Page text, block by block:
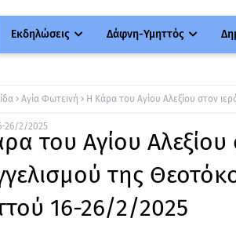
Εκδηλώσεις Δάφνη-Υμηττός
Αγία Φωτεινή Η Κάρα του Αγίου Αλεξίου στον
26/2/2025
του Αγίου Αλεξίου
της
16-26/2/2025